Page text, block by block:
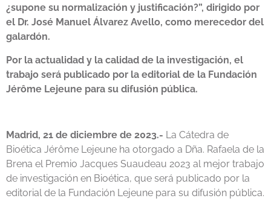
¿supone su normalización y justificación?”, dirigido por
el Dr. José Manuel Álvarez Avello, como merecedor del
galardón.
Por la actualidad y la calidad de la investigación, el
trabajo será publicado por la editorial de la Fundación
Jérôme Lejeune para su difusión pública.
Madrid, 21 de diciembre de 2023.- La Cátedra de
Bioética Jérôme Lejeune ha otorgado a Dña. Rafaela de la
Brena el Premio Jacques Suaudeau 2023 al mejor trabajo
de investigación en Bioética, que será publicado por la
editorial de la Fundación Lejeune para su difusión pública.